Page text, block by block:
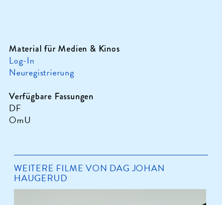
Material für Medien & Kinos
Log-In
Neuregistrierung
Verfügbare Fassungen
DF
OmU
WEITERE FILME VON DAG JOHAN
HAUGERUD